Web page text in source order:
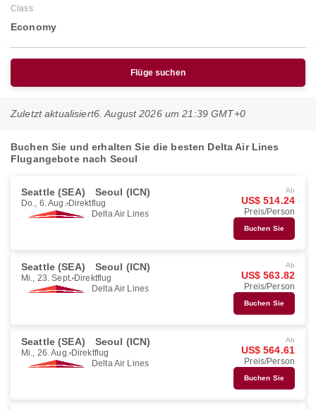
Class
Economy
Flüge suchen
Zuletzt aktualisiert6. August 2026 um 21:39 GMT+0
Buchen Sie und erhalten Sie die besten Delta Air Lines
Flugangebote nach Seoul
Seattle (SEA) Seoul (ICN)
Do., 6. Aug. Direktflug
Delta Air Lines
Ab
US$ 514.24
Preis/Person
Buchen Sie
Seattle (SEA) Seoul (ICN)
Mi., 23. Sept. Direktflug
Delta Air Lines
Ab
US$ 563.82
Preis/Person
Buchen Sie
Seattle (SEA) Seoul (ICN)
Mi., 26. Aug. Direktflug
Delta Air Lines
Ab
US$ 564.61
Preis/Person
Buchen Sie